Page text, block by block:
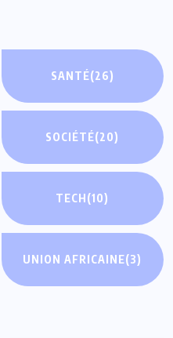
SANTÉ(26)
SOCIÉTÉ(20)
TECH(10)
UNION AFRICAINE(3)